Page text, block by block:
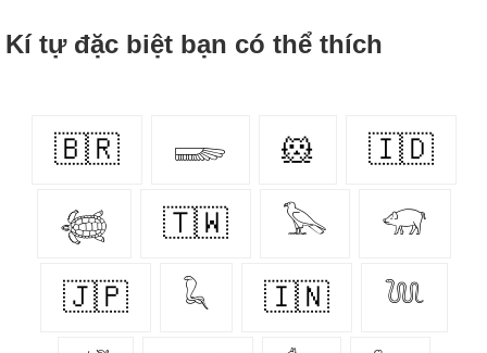
Kí tự đặc biệt bạn có thể thích
🇧🇷 𓆃 🐹 🇮🇩
𓆉 🇹🇼 𓅂 𓃟
🇯🇵 𓆗 🇮🇳 𓆙